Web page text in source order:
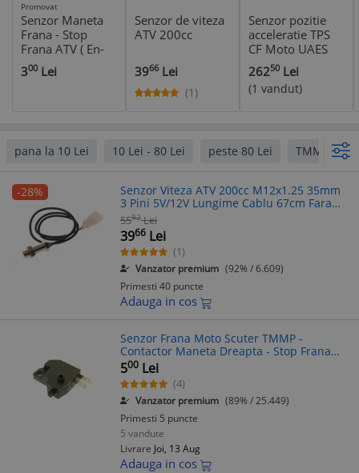
Promovat
Senzor Maneta
Frana - Stop
Frana ATV ( En-
Gross )
300 Lei
Senzor de viteza
ATV 200cc
3966 Lei
(1)
Senzor pozitie
acceleratie TPS
CF Moto UAES
26250 Lei
(1 vandut)
pana la 10 Lei 10 Lei - 80 Lei peste 80 Lei TMMP
-28%
Senzor Viteza ATV 200cc M12x1.25 35mm
3 Pini 5V/12V Lungime Cablu 67cm Fara
Magnet
5592 Lei
3966 Lei
(1)
Vanzator premium (92% / 6.609)
Primesti 40 puncte
Adauga in cos
Senzor Frana Moto Scuter TMMP -
Contactor Maneta Dreapta - Stop Frana
Motocicleta ATV
500 Lei
(4)
Vanzator premium (89% / 25.449)
Primesti 5 puncte
5 vandute
Livrare Joi, 13 Aug
Adauga in cos